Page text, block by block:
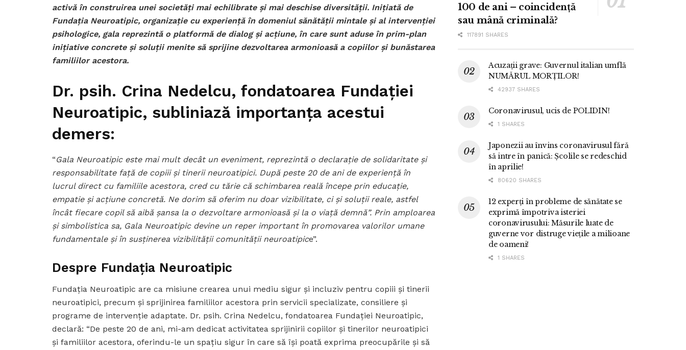
activă în construirea unei societăți mai echilibrate și mai deschise diversității. Inițiată de
Fundația Neuroatipic, organizație cu experiență în domeniul sănătății mintale și al intervenției
psihologice, gala reprezintă o platformă de dialog și acțiune, în care sunt aduse în prim-plan
inițiative concrete și soluții menite să sprijine dezvoltarea armonioasă a copiilor și bunăstarea
familiilor acestora.
Dr. psih. Crina Nedelcu, fondatoarea Fundației
Neuroatipic, subliniază importanța acestui
demers:
“Gala Neuroatipic este mai mult decât un eveniment, reprezintă o declarație de solidaritate și
responsabilitate față de copiii și tinerii neuroatipici. După peste 20 de ani de experiență în
lucrul direct cu familiile acestora, cred cu tărie că schimbarea reală începe prin educație,
empatie și acțiune concretă. Ne dorim să oferim nu doar vizibilitate, ci și soluții reale, astfel
încât fiecare copil să aibă șansa la o dezvoltare armonioasă și la o viață demnă”. Prin amploarea
și simbolistica sa, Gala Neuroatipic devine un reper important în promovarea valorilor umane
fundamentale și în susținerea vizibilității comunității neuroatipice”.
Despre Fundația Neuroatipic
Fundația Neuroatipic are ca misiune crearea unui mediu sigur și incluziv pentru copiii și tinerii
neuroatipici, precum și sprijinirea familiilor acestora prin servicii specializate, consiliere și
programe de intervenție adaptate. Dr. psih. Crina Nedelcu, fondatoarea Fundației Neuroatipic,
declară: “De peste 20 de ani, mi-am dedicat activitatea sprijinirii copiilor și tinerilor neuroatipici
și familiilor acestora, oferindu-le un spațiu sigur în care să își poată exprima preocupările și să
100 de ani – coincidență
sau mână criminală?
117891 SHARES
Acuzații grave: Guvernul italian umflă
NUMĂRUL MORȚILOR!
42937 SHARES
Coronavirusul, ucis de POLIDIN!
1 SHARES
Japonezii au învins coronavirusul fără
să intre în panică: Școlile se redeschid
în aprilie!
80620 SHARES
12 experți în probleme de sănătate se
exprimă împotriva isteriei
coronavirusului: Măsurile luate de
guverne vor distruge viețile a milioane
de oameni!
1 SHARES